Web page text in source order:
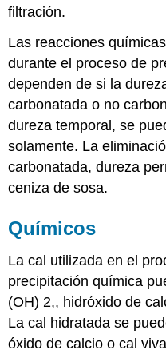
filtración.
Las reacciones
durante el proceso de
dependen de si la
carbonatada o no
dureza temporal, se
solamente. La
carbonatada, dureza
ceniza de sosa.
Químicos
La cal utilizada en el
precipitación química
(OH) 2,, hidróxido de
La cal hidratada se
óxido de calcio o cal